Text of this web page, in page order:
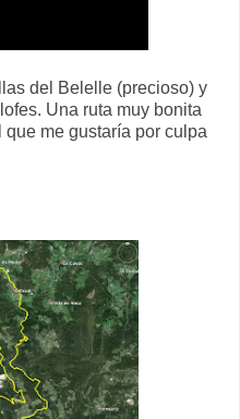
del Belelle (precioso) y
Una ruta muy bonita
me gustaría por culpa